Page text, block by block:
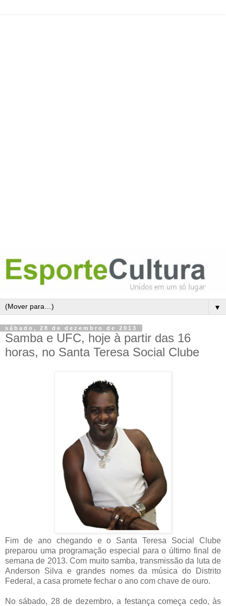
▼
sábado, 28 de dezembro de 2013
Samba e UFC, hoje à partir das 16
horas, no Santa Teresa Social Clube
Fim de ano chegando e o Santa Teresa Social Clube
preparou uma programação especial para o último final de
semana de 2013. Com muito samba, transmissão da luta de
Anderson Silva e grandes nomes da música do Distrito
Federal, a casa promete fechar o ano com chave de ouro.
No sábado, 28 de dezembro, a festança começa cedo, às